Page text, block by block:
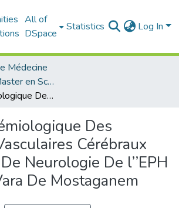
All of
DSpace
Statistics Log In
Médecine
Mémoires de Master en Sciences Infirmières
Etude Epidémiologique Des Accidents Vasculaires Cérébraux Au Service De Neurologie De l’’EPH Ché-Gué-Vara De Mostaganem
Des
Cérébraux
Neurologie De l’’EPH
De Mostaganem